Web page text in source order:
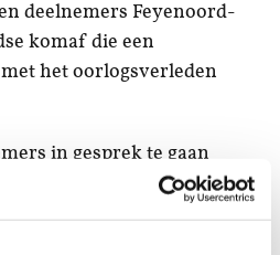
deelnemers Feyenoord-
komaf die een
het oorlogsverleden
in gesprek te gaan